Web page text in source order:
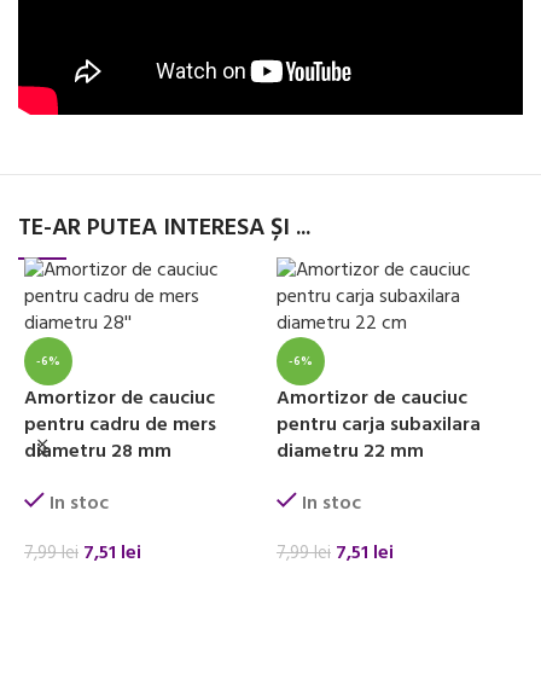
TE-AR PUTEA INTERESA ȘI ...
-6%
Amortizor de cauciuc
pentru cadru de mers
diametru 28 mm
In stoc
7,99lei 7,51 lei
-6%
Amortizor de cauciuc
pentru carja subaxilara
diametru 22 mm
In stoc
7,99lei 7,51 lei